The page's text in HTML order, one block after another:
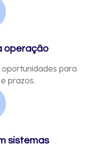
operação
para
prazos.
sistemas